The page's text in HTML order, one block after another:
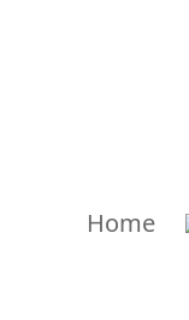
Home